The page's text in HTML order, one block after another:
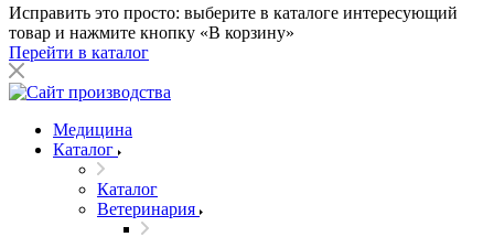
Исправить это просто: выберите в каталоге интересующий
товар и нажмите кнопку «В корзину»
Перейти в каталог
Медицина
Каталог
Каталог
Ветеринария